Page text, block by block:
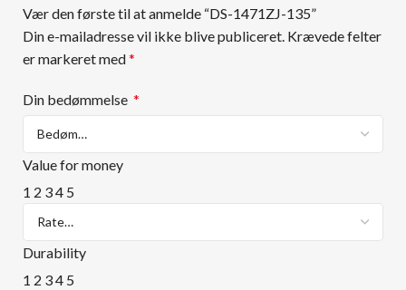
Vær den første til at anmelde “DS-1471ZJ-135”
Din e-mailadresse vil ikke blive publiceret. Krævede felter
er markeret med*
Din bedømmelse *
Value for money
1 2 34 5
Durability
1 2 34 5